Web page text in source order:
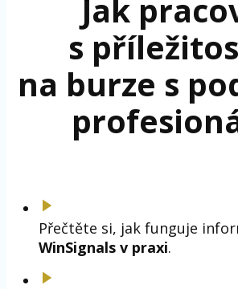
Jak
s
na burze s
Přečtěte si, jak funguje
WinSignals v praxi.